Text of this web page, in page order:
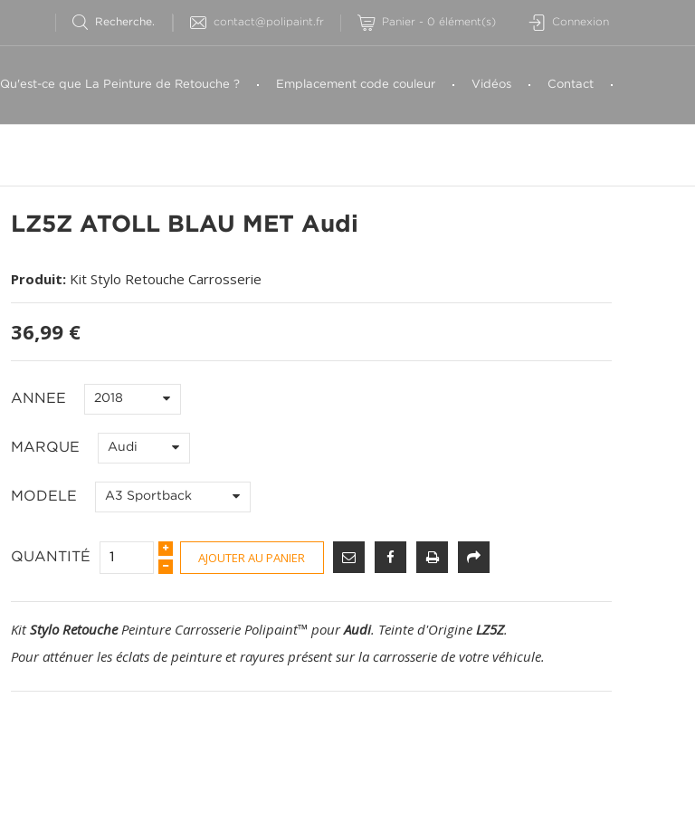
contact@polipaint.fr Panier - 0 élément(s) Connexion
Qu'est-ce que La Peinture de Retouche ? Emplacement code couleur Vidéos Contact
LZ5Z ATOLL BLAU MET Audi
Produit: Kit Stylo Retouche Carrosserie
36,99 €
ANNEE 2018
MARQUE Audi
MODELE A3 Sportback
QUANTITÉ AJOUTER AU PANIER
KitStylo RetouchePeinture Carrosserie Polipaint™ pourAudi. Teinte d'Origine LZ5Z.
Pour atténuer les éclats de peinture et rayures présent sur la carrosserie de votre véhicule.